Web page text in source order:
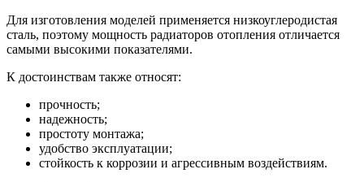
Для изготовления моделей применяется низкоуглеродистая
сталь, поэтому мощность радиаторов отопления отличается
самыми высокими показателями.
К достоинствам также относят:
прочность;
надежность;
простоту монтажа;
удобство эксплуатации;
стойкость к коррозии и агрессивным воздействиям.